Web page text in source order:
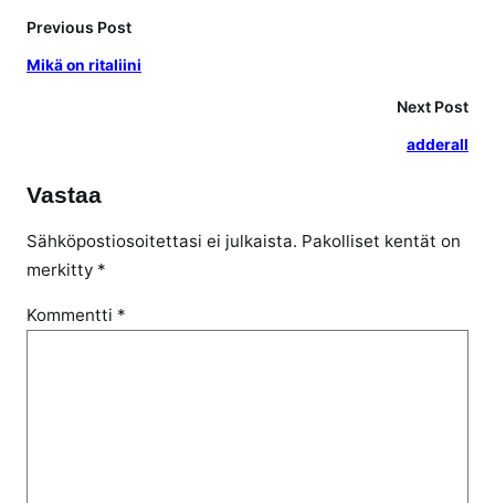
Previous Post
Mikä on ritaliini
Next Post
adderall
Vastaa
Sähköpostiosoitettasi ei julkaista. Pakolliset kentät on
merkitty *
Kommentti *